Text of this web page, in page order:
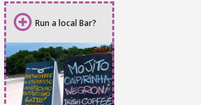
Run a local Bar?